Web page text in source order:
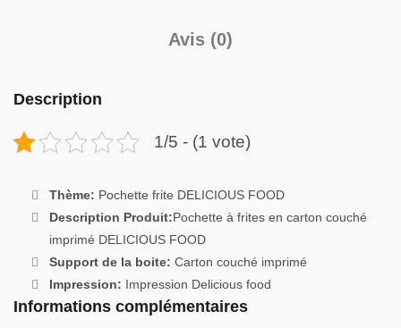
Avis (0)
Description
1/5 - (1 vote)
Thème: Pochette frite DELICIOUS FOOD
Description Produit:Pochette à frites en carton couché
imprimé DELICIOUS FOOD
Support de la boite: Carton couché imprimé
Impression: Impression Delicious food
Informations complémentaires